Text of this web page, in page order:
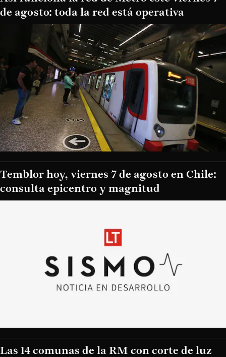
de agosto: toda la red está operativa
Temblor hoy, viernes 7 de agosto en Chile:
consulta epicentro y magnitud
Las 14 comunas de la RM con corte de luz